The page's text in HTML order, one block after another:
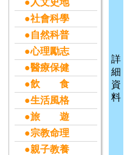
●人文史地
●社會科學
●自然科普
●心理勵志
●醫療保健
●飲 食
●生活風格
●旅 遊
●宗教命理
●親子教養
詳
細
資
料